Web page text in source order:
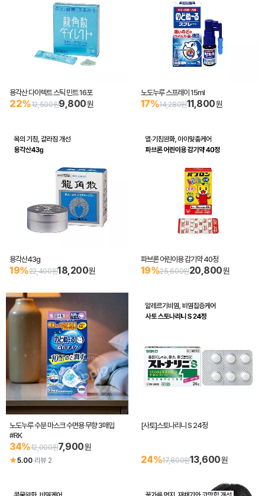
용각산 다이렉트 스틱 민트 16포
22%12,500원9,800원
노도누루 스프레이 15ml
17%14,280원11,800원
용각산43g
19%22,400원18,200원
파브론 어린이용 감기약 40정
19%25,600원20,800원
노도누루 수분 마스크 수면용 무향 3매입
#RK
34%12,000원7,900원
★5.00·리뷰 2
[사토]스토나리니 S 24정
24%17,800원13,600원